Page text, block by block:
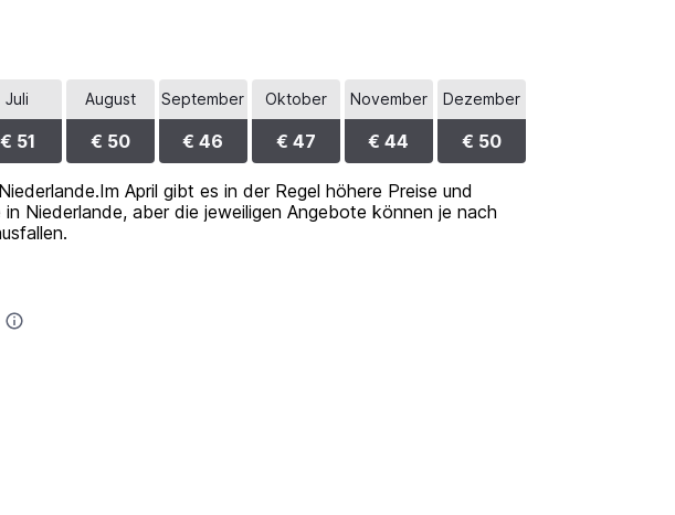
Juli
€ 51
August
€ 50
September
€ 46
Oktober
€ 47
November
€ 44
Dezember
€ 50
April gibt es in der Regel höhere Preise und
Niederlande, aber die jeweiligen Angebote können je nach